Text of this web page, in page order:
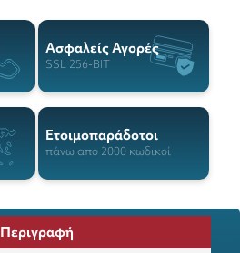
Ασφαλείς Αγορές
SSL 256-BIT
Ετοιμοπαράδοτοι
πάνω απο 2000 κωδικοί
Περιγραφή